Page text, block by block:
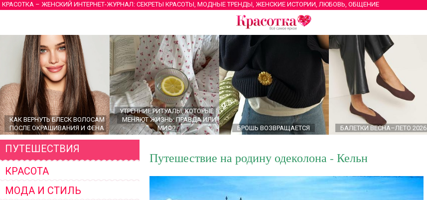
КРАСОТКА – ЖЕНСКИЙ ИНТЕРНЕТ-ЖУРНАЛ: СЕКРЕТЫ КРАСОТЫ, МОДНЫЕ ТРЕНДЫ, ЖЕНСКИЕ ИСТОРИИ, ЛЮБОВЬ, ОБЩЕНИЕ
КАК ВЕРНУТЬ БЛЕСК ВОЛОСАМ
ПОСЛЕ ОКРАШИВАНИЯ И ФЕНА
УТРЕННИЕ РИТУАЛЫ, КОТОРЫЕ
МЕНЯЮТ ЖИЗНЬ: ПРАВДА ИЛИ
МИФ?
БРОШЬ ВОЗВРАЩАЕТСЯ БАЛЕТКИ ВЕСНА–ЛЕТО 2026
ПУТЕШЕСТВИЯ
КРАСОТА
МОДА И СТИЛЬ
Путешествие на родину одеколона - Кельн